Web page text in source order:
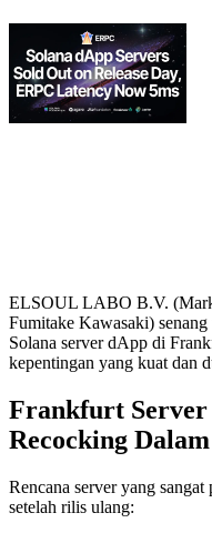
ELSOUL LABO B.V.
Fumitake Kawasaki)
Solana server dApp di
kepentingan yang kuat dan
Frankfurt
Recocking
Rencana server yang
setelah rilis ulang: